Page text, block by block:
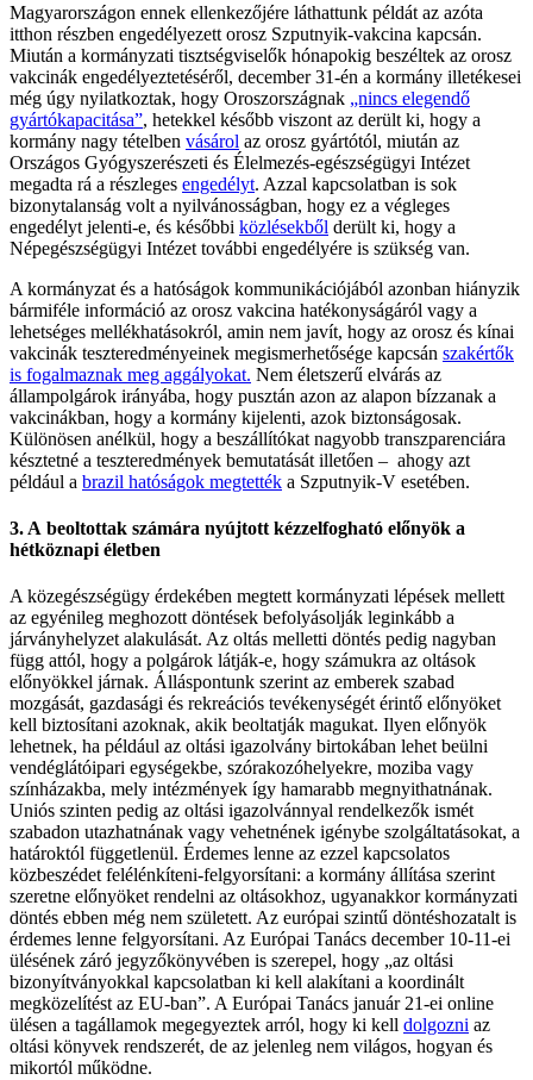
Magyarországon ennek ellenkezőjére láthattunk példát az azóta
itthon részben engedélyezett orosz Szputnyik-vakcina kapcsán.
Miután a kormányzati tisztségviselők hónapokig beszéltek az orosz
vakcinák engedélyeztetéséről, december 31-én a kormány illetékesei
még úgy nyilatkoztak, hogy Oroszországnak „nincs elegendő
gyártókapacitása”, hetekkel később viszont az derült ki, hogy a
kormány nagy tételben vásárol az orosz gyártótól, miután az
Országos Gyógyszerészeti és Élelmezés-egészségügyi Intézet
megadta rá a részleges engedélyt. Azzal kapcsolatban is sok
bizonytalanság volt a nyilvánosságban, hogy ez a végleges
engedélyt jelenti-e, és későbbi közlésekből derült ki, hogy a
Népegészségügyi Intézet további engedélyére is szükség van.
A kormányzat és a hatóságok kommunikációjából azonban hiányzik
bármiféle információ az orosz vakcina hatékonyságáról vagy a
lehetséges mellékhatásokról, amin nem javít, hogy az orosz és kínai
vakcinák teszteredményeinek megismerhetősége kapcsán szakértők
is fogalmaznak meg aggályokat. Nem életszerű elvárás az
állampolgárok irányába, hogy pusztán azon az alapon bízzanak a
vakcinákban, hogy a kormány kijelenti, azok biztonságosak.
Különösen anélkül, hogy a beszállítókat nagyobb transzparenciára
késztetné a teszteredmények bemutatását illetően – ahogy azt
például a brazil hatóságok megtették a Szputnyik-V esetében.
3. A beoltottak számára nyújtott kézzelfogható előnyök a
hétköznapi életben
A közegészségügy érdekében megtett kormányzati lépések mellett
az egyénileg meghozott döntések befolyásolják leginkább a
járványhelyzet alakulását. Az oltás melletti döntés pedig nagyban
függ attól, hogy a polgárok látják-e, hogy számukra az oltások
előnyökkel járnak. Álláspontunk szerint az emberek szabad
mozgását, gazdasági és rekreációs tevékenységét érintő előnyöket
kell biztosítani azoknak, akik beoltatják magukat. Ilyen előnyök
lehetnek, ha például az oltási igazolvány birtokában lehet beülni
vendéglátóipari egységekbe, szórakozóhelyekre, moziba vagy
színházakba, mely intézmények így hamarabb megnyithatnának.
Uniós szinten pedig az oltási igazolvánnyal rendelkezők ismét
szabadon utazhatnának vagy vehetnének igénybe szolgáltatásokat, a
határoktól függetlenül. Érdemes lenne az ezzel kapcsolatos
közbeszédet felélénkíteni-felgyorsítani: a kormány állítása szerint
szeretne előnyöket rendelni az oltásokhoz, ugyanakkor kormányzati
döntés ebben még nem született. Az európai szintű döntéshozatalt is
érdemes lenne felgyorsítani. Az Európai Tanács december 10-11-ei
ülésének záró jegyzőkönyvében is szerepel, hogy „az oltási
bizonyítványokkal kapcsolatban ki kell alakítani a koordinált
megközelítést az EU-ban”. A Európai Tanács január 21-ei online
ülésen a tagállamok megegyeztek arról, hogy ki kell dolgozni az
oltási könyvek rendszerét, de az jelenleg nem világos, hogyan és
mikortól működne.